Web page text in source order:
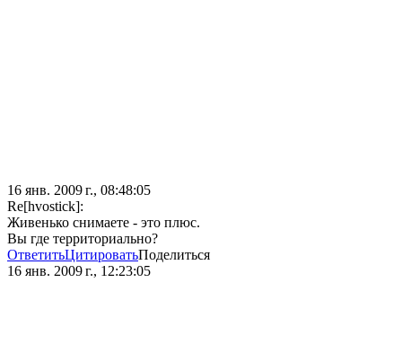
16 янв. 2009 г., 08:48:05
Re[hvostick]:
Живенько снимаете - это плюс.
Вы где территориально?
ОтветитьЦитироватьПоделиться
16 янв. 2009 г., 12:23:05